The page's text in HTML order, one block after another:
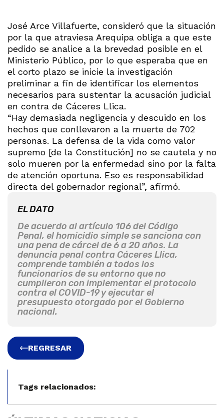
José Arce Villafuerte, consideró que la situación
por la que atraviesa Arequipa obliga a que este
pedido se analice a la brevedad posible en el
Ministerio Público, por lo que esperaba que en
el corto plazo se inicie la investigación
preliminar a fin de identificar los elementos
necesarios para sustentar la acusación judicial
en contra de Cáceres Llica.
“Hay demasiada negligencia y descuido en los
hechos que conllevaron a la muerte de 702
personas. La defensa de la vida como valor
supremo [de la Constitución] no se cautela y no
solo mueren por la enfermedad sino por la falta
de atención oportuna. Eso es responsabilidad
directa del gobernador regional”, afirmó.
EL DATO
De acuerdo al artículo 106 del Código
Penal, el homicidio simple se sanciona con
una pena de cárcel de 6 a 20 años. La
denuncia penal contra Cáceres Llica,
comprende también a todos los
funcionarios de su entorno que no
cumplieron con implementar el protocolo
contra el COVID-19 y ejecutar el
presupuesto otorgado por el Gobierno
nacional.
REGRESAR
Tags relacionados: